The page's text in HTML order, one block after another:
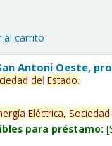
al carrito
Antoni Oeste,
delEstado.
Eléctrica, Sociedad
para préstamo: